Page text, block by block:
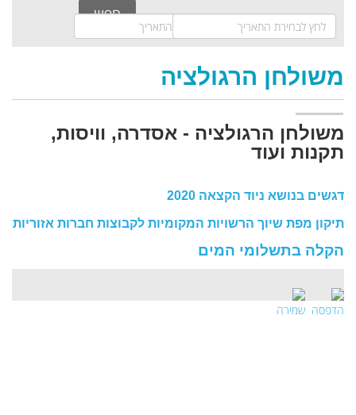
משולחן הרגולציה
משולחן הרגולציה - אסדרה, וויסות,
תקנות ועוד
דגשים בנושא ניוד הקצאה 2020
תיקון מפת שיוך הרשויות המקומיות לקבוצות חברות אזוריות
הקלה בתשלומי המים
הדפסה שמירה